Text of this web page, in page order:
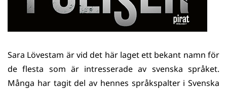
Sara Lövestam är vid det här laget ett bekant namn för
de flesta som är intresserade av svenska språket.
Många har tagit del av hennes språkspalter i Svenska